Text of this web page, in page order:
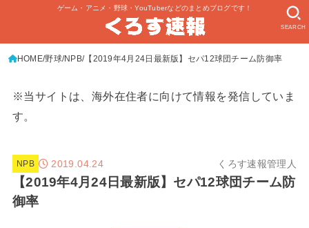
ゲーム・アニメ・野球・YouTuberなどのまとめブログです！
SEARCH
HOME 野球 NPB 【2019年4月24日最新版】セパ12球団チーム防御率
※当サイトは、海外在住者に向けて情報を発信していま
す。
NPB 2019.04.24 くろす速報管理人
【2019年4月24日最新版】セパ12球団チーム防
御率